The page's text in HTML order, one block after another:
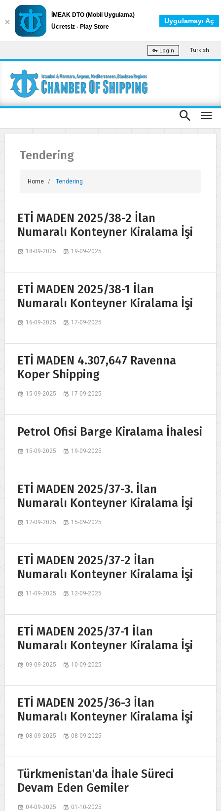
Login Turkish
Tendering
Home Tendering
ETİ MADEN 2025/38-2 İlan
Numaralı Konteyner Kiralama İşi
18-09-2025 19-09-2025
ETİ MADEN 2025/38-1 İlan
Numaralı Konteyner Kiralama İşi
16-09-2025 17-09-2025
ETİ MADEN 4.307,647 Ravenna
Koper Shipping
15-09-2025 17-09-2025
Petrol Ofisi Barge Kiralama İhalesi
15-09-2025 19-09-2025
ETİ MADEN 2025/37-3. İlan
Numaralı Konteyner Kiralama İşi
12-09-2025 15-09-2025
ETİ MADEN 2025/37-2 İlan
Numaralı Konteyner Kiralama İşi
11-09-2025 12-09-2025
ETİ MADEN 2025/37-1 İlan
Numaralı Konteyner Kiralama İşi
09-09-2025 10-09-2025
ETİ MADEN 2025/36-3 İlan
Numaralı Konteyner Kiralama İşi
08-09-2025 08-09-2025
Türkmenistan'da İhale Süreci
Devam Eden Gemiler
04-09-2025 01-10-2025
İMEAK DTO (Mobil Uygulama)
Ücretsiz - Play Store
Uygulamayı Aç